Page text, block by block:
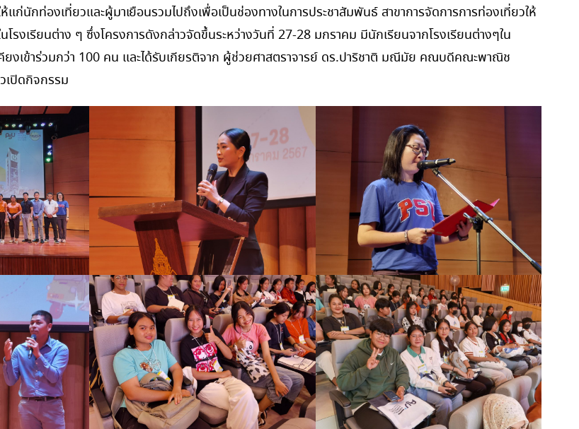
ห้แก่นักท่องเที่ยวและผู้มาเยือนรวมไปถึงเพื่อเป็นช่องทางในการประชาสัมพันธ์ สาขาการจัดการการท่องเที่ยวให้
โรงเรียนต่าง ๆ ซึ่งโครงการดังกล่าวจัดขึ้นระหว่างวันที่ 27-28 มกราคม มีนักเรียนจากโรงเรียนต่างๆใน
ยงเข้าร่วมกว่า 100 คน และได้รับเกียรติจาก ผู้ช่วยศาสตราจารย์ ดร.ปาริชาติ มณีมัย คณบดีคณะพาณิช
เปิดกิจกรรม